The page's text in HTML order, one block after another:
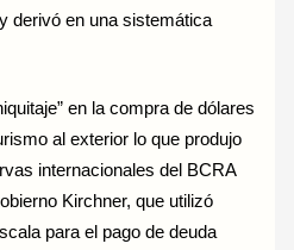
derivó en una sistemática
en la compra de dólares
al exterior lo que produjo
internacionales del BCRA
Kirchner, que utilizó
para el pago de deuda